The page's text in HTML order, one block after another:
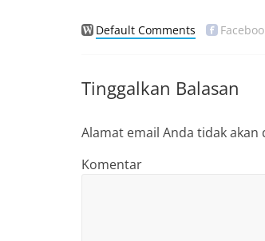
Default Comments
Tinggalkan Balasan
Alamat email Anda tidak akan
Komentar